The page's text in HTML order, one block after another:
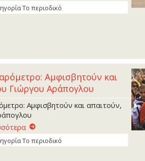
Το περιοδικό
Αµφισβητούν και
Γιώργου Αράπογλου
Αµφισβητούν και απαιτούν,
Το περιοδικό